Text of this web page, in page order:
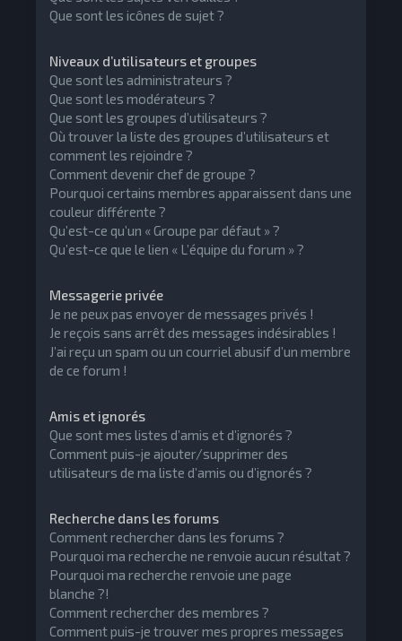
Que sont les icônes de sujet ?
Niveaux d’utilisateurs et groupes
Que sont les administrateurs ?
Que sont les modérateurs ?
Que sont les groupes d’utilisateurs ?
Où trouver la liste des groupes d’utilisateurs et
comment les rejoindre ?
Comment devenir chef de groupe ?
Pourquoi certains membres apparaissent dans une
couleur différente ?
Qu’est-ce qu’un « Groupe par défaut » ?
Qu’est-ce que le lien « L’équipe du forum » ?
Messagerie privée
Je ne peux pas envoyer de messages privés !
Je reçois sans arrêt des messages indésirables !
J’ai reçu un spam ou un courriel abusif d’un membre
de ce forum !
Amis et ignorés
Que sont mes listes d’amis et d’ignorés ?
Comment puis-je ajouter/supprimer des
utilisateurs de ma liste d’amis ou d’ignorés ?
Recherche dans les forums
Comment rechercher dans les forums ?
Pourquoi ma recherche ne renvoie aucun résultat ?
Pourquoi ma recherche renvoie une page
blanche ?!
Comment rechercher des membres ?
Comment puis-je trouver mes propres messages